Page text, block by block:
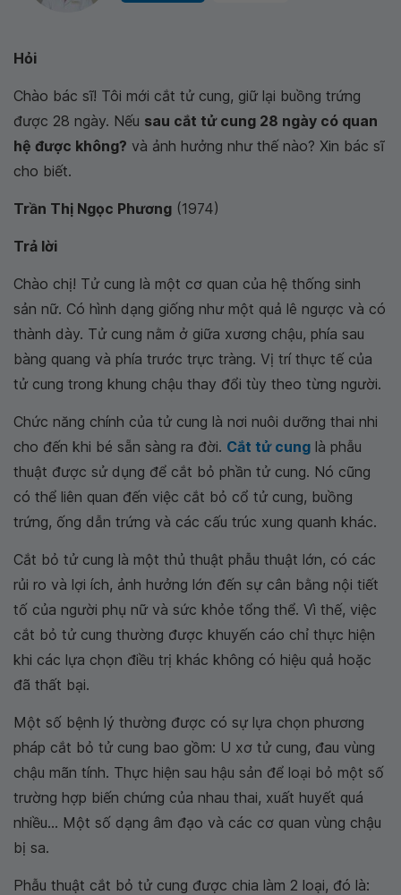
Hỏi
Chào bác sĩ! Tôi mới cắt tử cung, giữ lại buồng trứng
được 28 ngày. Nếu sau cắt tử cung 28 ngày có quan
hệ được không? và ảnh hưởng như thế nào? Xin bác sĩ
cho biết.
Trần Thị Ngọc Phương (1974)
Trả lời
Chào chị! Tử cung là một cơ quan của hệ thống sinh
sản nữ. Có hình dạng giống như một quả lê ngược và có
thành dày. Tử cung nằm ở giữa xương chậu, phía sau
bàng quang và phía trước trực tràng. Vị trí thực tế của
tử cung trong khung chậu thay đổi tùy theo từng người.
Chức năng chính của tử cung là nơi nuôi dưỡng thai nhi
cho đến khi bé sẵn sàng ra đời. Cắt tử cung là phẫu
thuật được sử dụng để cắt bỏ phần tử cung. Nó cũng
có thể liên quan đến việc cắt bỏ cổ tử cung, buồng
trứng, ống dẫn trứng và các cấu trúc xung quanh khác.
Cắt bỏ tử cung là một thủ thuật phẫu thuật lớn, có các
rủi ro và lợi ích, ảnh hưởng lớn đến sự cân bằng nội tiết
tố của người phụ nữ và sức khỏe tổng thể. Vì thế, việc
cắt bỏ tử cung thường được khuyến cáo chỉ thực hiện
khi các lựa chọn điều trị khác không có hiệu quả hoặc
đã thất bại.
Một số bệnh lý thường được có sự lựa chọn phương
pháp cắt bỏ tử cung bao gồm: U xơ tử cung, đau vùng
chậu mãn tính. Thực hiện sau hậu sản để loại bỏ một số
trường hợp biến chứng của nhau thai, xuất huyết quá
nhiều... Một số dạng âm đạo và các cơ quan vùng chậu
bị sa.
Phẫu thuật cắt bỏ tử cung được chia làm 2 loại, đó là: